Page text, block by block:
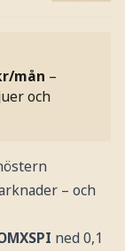
mån –
och
– och
ned 0,1